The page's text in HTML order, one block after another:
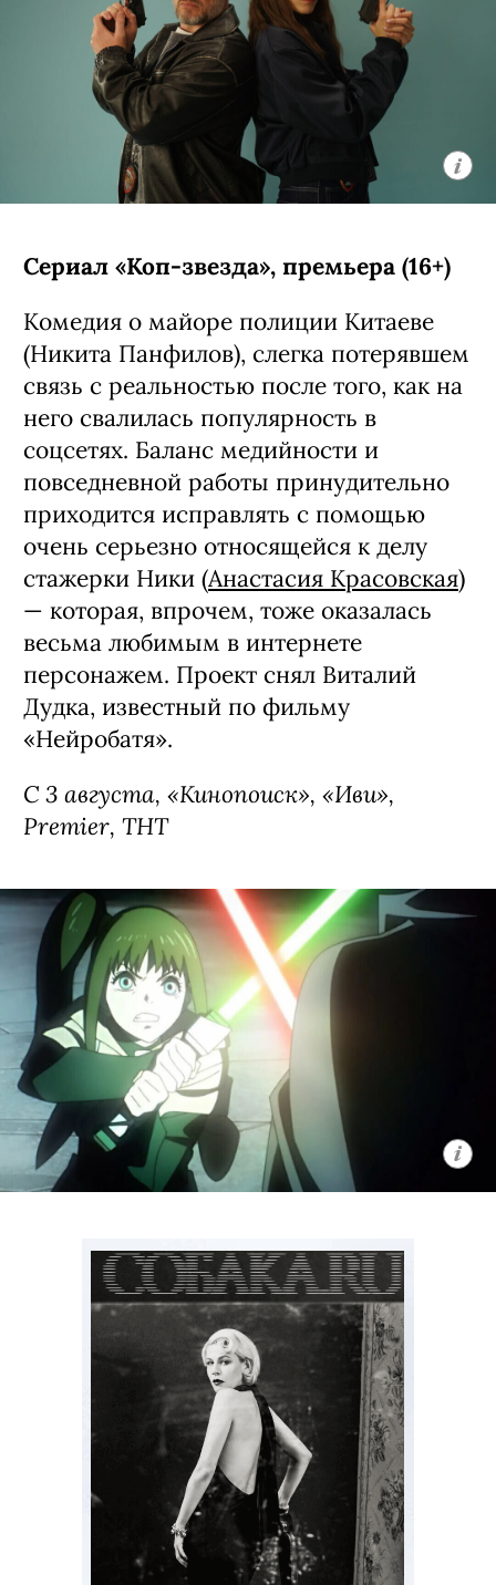
Сериал «Коп-звезда», премьера (16+)
Комедия о майоре полиции Китаеве
(Никита Панфилов), слегка потерявшем
связь с реальностью после того, как на
него свалилась популярность в
соцсетях. Баланс медийности и
повседневной работы принудительно
приходится исправлять с помощью
очень серьезно относящейся к делу
стажерки Ники (Анастасия Красовская)
— которая, впрочем, тоже оказалась
весьма любимым в интернете
персонажем. Проект снял Виталий
Дудка, известный по фильму
«Нейробатя».
С 3 августа, «Кинопоиск», «Иви»,
Premier, ТНТ